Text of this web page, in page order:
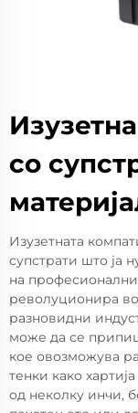
со
Изузетната
супстрати што ја
на
револуционира
разновидни
може да се
кое овозможува
тенки како
од неколку инчи,